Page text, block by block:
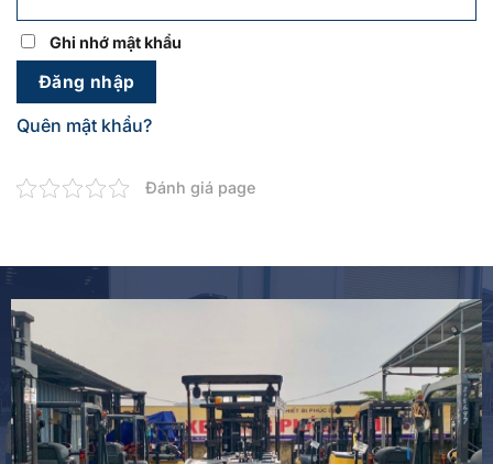
Ghi nhớ mật khẩu
Đăng nhập
Quên mật khẩu?
Đánh giá page